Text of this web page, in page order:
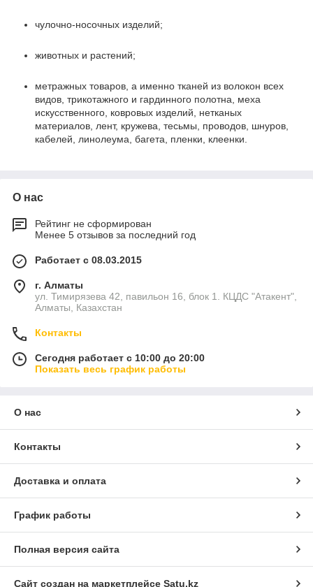
чулочно-носочных изделий;
животных и растений;
метражных товаров, а именно тканей из волокон всех
видов, трикотажного и гардинного полотна, меха
искусственного, ковровых изделий, нетканых
материалов, лент, кружева, тесьмы, проводов, шнуров,
кабелей, линолеума, багета, пленки, клеенки.
О нас
Рейтинг не сформирован
Менее 5 отзывов за последний год
Работает с 08.03.2015
г. Алматы
ул. Тимирязева 42, павильон 16, блок 1. КЦДС "Атакент",
Алматы, Казахстан
Контакты
Сегодня работает с 10:00 до 20:00
Показать весь график работы
О нас
Контакты
Доставка и оплата
График работы
Полная версия сайта
Сайт создан на маркетплейсе Satu.kz